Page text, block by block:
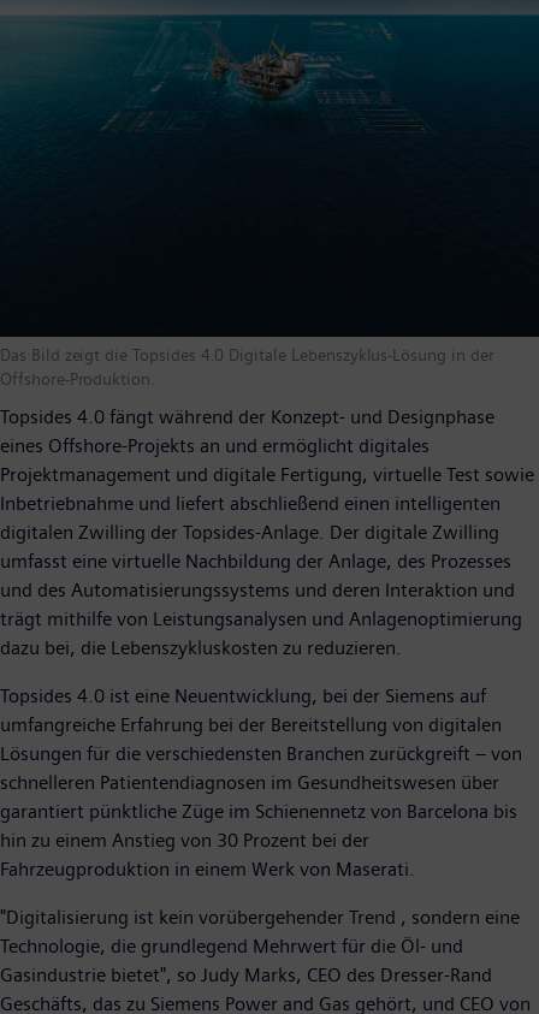
Das Bild zeigt die Topsides 4.0 Digitale Lebenszyklus-Lösung in der
Offshore-Produktion.
Topsides 4.0 fängt während der Konzept- und Designphase
eines Offshore-Projekts an und ermöglicht digitales
Projektmanagement und digitale Fertigung, virtuelle Test sowie
Inbetriebnahme und liefert abschließend einen intelligenten
digitalen Zwilling der Topsides-Anlage. Der digitale Zwilling
umfasst eine virtuelle Nachbildung der Anlage, des Prozesses
und des Automatisierungssystems und deren Interaktion und
trägt mithilfe von Leistungsanalysen und Anlagenoptimierung
dazu bei, die Lebenszykluskosten zu reduzieren.
Topsides 4.0 ist eine Neuentwicklung, bei der Siemens auf
umfangreiche Erfahrung bei der Bereitstellung von digitalen
Lösungen für die verschiedensten Branchen zurückgreift – von
schnelleren Patientendiagnosen im Gesundheitswesen über
garantiert pünktliche Züge im Schienennetz von Barcelona bis
hin zu einem Anstieg von 30 Prozent bei der
Fahrzeugproduktion in einem Werk von Maserati.
"Digitalisierung ist kein vorübergehender Trend , sondern eine
Technologie, die grundlegend Mehrwert für die Öl- und
Gasindustrie bietet", so Judy Marks, CEO des Dresser-Rand
Geschäfts, das zu Siemens Power and Gas gehört, und CEO von